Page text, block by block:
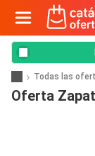
Todas las
Oferta